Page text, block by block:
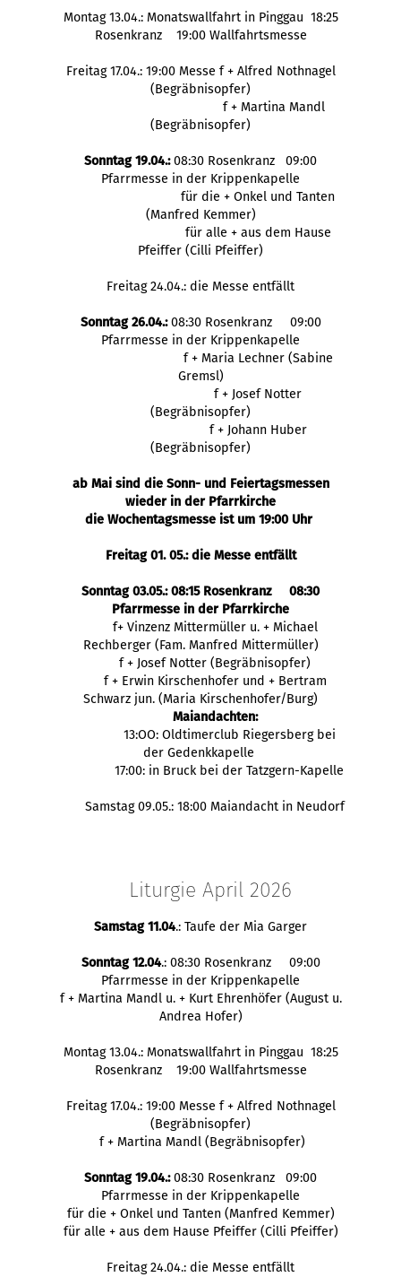
Montag 13.04.: Monatswallfahrt in Pinggau 18:25
Rosenkranz 19:00 Wallfahrtsmesse
Freitag 17.04.: 19:00 Messe f + Alfred Nothnagel
(Begräbnisopfer)
f + Martina Mandl
(Begräbnisopfer)
Sonntag 19.04.:08:30 Rosenkranz 09:00
Pfarrmesse in der Krippenkapelle
für die + Onkel und Tanten
(Manfred Kemmer)
für alle + aus dem Hause
Pfeiffer (Cilli Pfeiffer)
Freitag 24.04.: die Messe entfällt
Sonntag 26.04.:08:30 Rosenkranz 09:00
Pfarrmesse in der Krippenkapelle
f + Maria Lechner (Sabine
Gremsl)
f + Josef Notter
(Begräbnisopfer)
f + Johann Huber
(Begräbnisopfer)
ab Mai sind die Sonn- und Feiertagsmessen
wieder in der Pfarrkirche
die Wochentagsmesse ist um 19:00 Uhr
Freitag 01. 05.: die Messe entfällt
Sonntag 03.05.: 08:15 Rosenkranz 08:30
Pfarrmesse in der Pfarrkirche
f+ Vinzenz Mittermüller u. + Michael
Rechberger (Fam. Manfred Mittermüller)
f + Josef Notter (Begräbnisopfer)
f + Erwin Kirschenhofer und + Bertram
Schwarz jun. (Maria Kirschenhofer/Burg)
Maiandachten:
13:OO: Oldtimerclub Riegersberg bei
der Gedenkkapelle
17:00: in Bruck bei der Tatzgern-Kapelle
Samstag 09.05.: 18:00 Maiandacht in Neudorf
Liturgie April 2026
Samstag 11.04.: Taufe der Mia Garger
Sonntag 12.04.: 08:30 Rosenkranz 09:00
Pfarrmesse in der Krippenkapelle
f + Martina Mandl u. + Kurt Ehrenhöfer (August u.
Andrea Hofer)
Montag 13.04.: Monatswallfahrt in Pinggau 18:25
Rosenkranz 19:00 Wallfahrtsmesse
Freitag 17.04.: 19:00 Messe f + Alfred Nothnagel
(Begräbnisopfer)
f + Martina Mandl (Begräbnisopfer)
Sonntag 19.04.:08:30 Rosenkranz 09:00
Pfarrmesse in der Krippenkapelle
für die + Onkel und Tanten (Manfred Kemmer)
für alle + aus dem Hause Pfeiffer (Cilli Pfeiffer)
Freitag 24.04.: die Messe entfällt